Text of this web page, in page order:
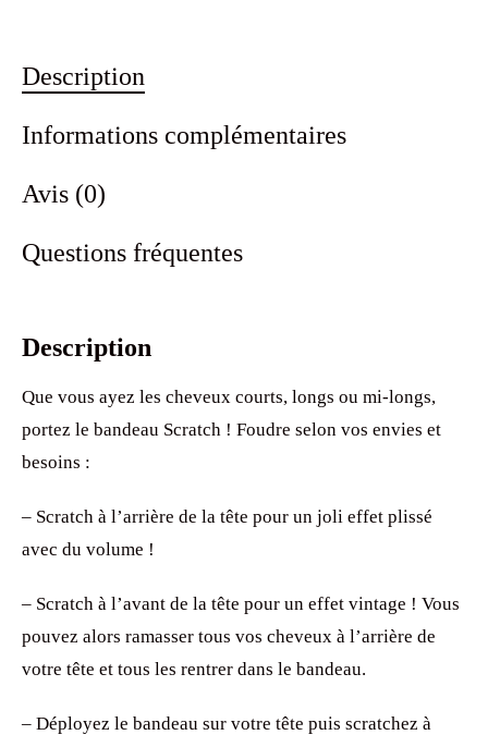
Description
Informations complémentaires
Avis (0)
Questions fréquentes
Description
Que vous ayez les cheveux courts, longs ou mi-longs,
portez le bandeau Scratch ! Foudre selon vos envies et
besoins :
– Scratch à l’arrière de la tête pour un joli effet plissé
avec du volume !
– Scratch à l’avant de la tête pour un effet vintage ! Vous
pouvez alors ramasser tous vos cheveux à l’arrière de
votre tête et tous les rentrer dans le bandeau.
– Déployez le bandeau sur votre tête puis scratchez à